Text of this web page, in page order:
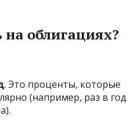
на облигациях?
. Это проценты, которые
(например, раз в год